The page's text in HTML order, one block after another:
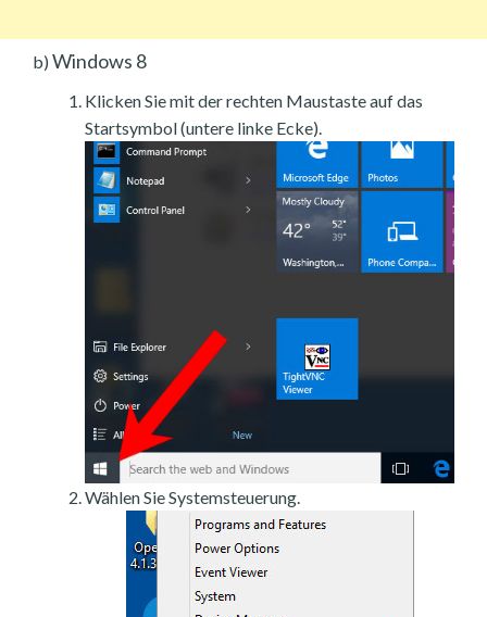
b) Windows 8
Klicken Sie mit der rechten Maustaste auf das
Startsymbol (untere linke Ecke).
Wählen Sie Systemsteuerung.